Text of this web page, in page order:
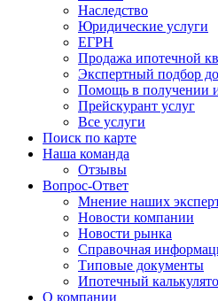
Наследство
Юридические услуги
ЕГРН
Продажа ипотечной
Экспертный подбор
Помощь в получении
Прейскурант услуг
Все услуги
Поиск по карте
Наша команда
Отзывы
Вопрос-Ответ
Мнение наших
Новости компании
Новости рынка
Справочная
Типовые документы
Ипотечный
О компании